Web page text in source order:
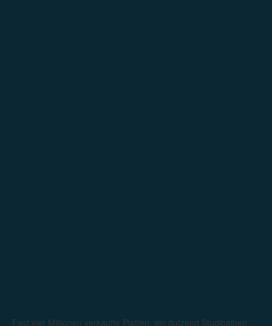
Fast vier Millionen verkaufte Platten, ein dutzend Studioalben,